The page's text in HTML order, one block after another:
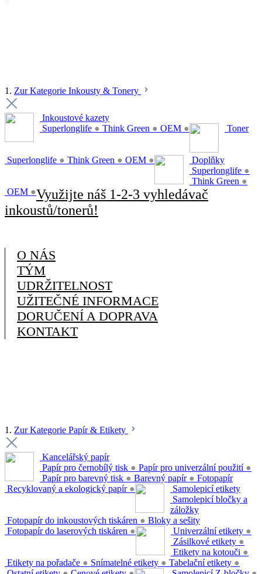
1. Zur Kategorie Inkousty & Tonery
Inkoustové kazety
Superlonglife ● Think Green ● OEM ● Toner
Superlonglife ● Think Green ● OEM ●
Doplňky
Superlonglife ●
Think Green ●
OEM ●Využijte náš 1-2-3 vyhledávač
inkoustů/tonerů!
O NÁS
TÝM
UDRŽITELNOST
UŽITEČNÉ INFORMACE
DORUČENÍ A DOPRAVA
KONTAKT
1. Zur Kategorie Papír & Etikety
Kancelářský papír
Papír pro černobílý tisk ● Papír pro univerzální použití ●
Papír pro barevný tisk ● Barevný papír ●
Recyklovaný a ekologický papír ●
Fotopapír
Fotopapír do inkoustových tiskáren ●
Fotopapír do laserových tiskáren ●
Samolepicí etikety
Univerzální etikety ●
Zásilkové etikety ●
Etikety na kotouči ●
Etikety na pořadače ● Snímatelné etikety ● Tabelační etikety ●
Samolepicí bločky a
záložky
Bloky a sešity